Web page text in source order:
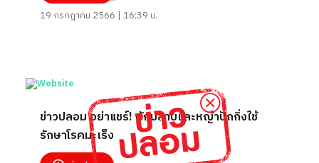
19 กรกฎาคม 2566 | 16:39 น.
ข่าวปลอม อย่าแชร์! ผักปลาบและหญ้าปักกิ่งใช้
รักษาโรคมะเร็ง